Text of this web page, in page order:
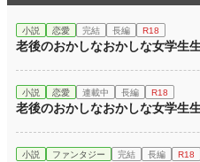
小説 恋愛 完結 長編 R18
老後のおかしなおかしな女学生
小説 恋愛 連載中 長編 R18
老後のおかしなおかしな女学生
小説 ファンタジー 完結 長編 R18